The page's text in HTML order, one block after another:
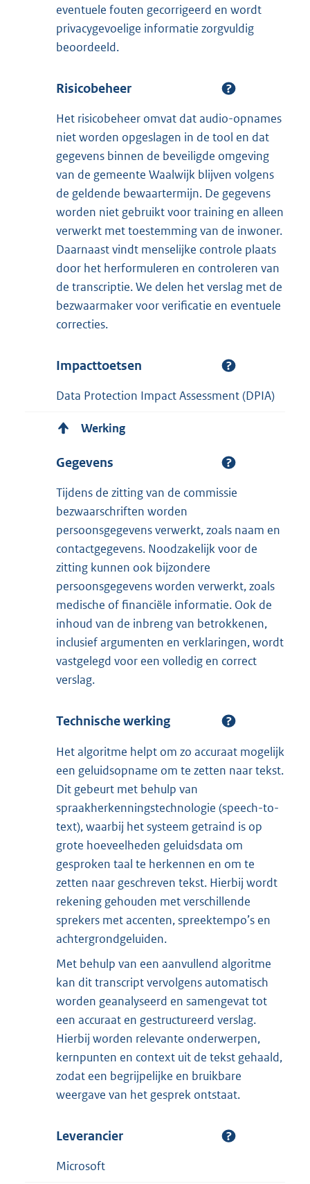
eventuele fouten gecorrigeerd en wordt
privacygevoelige informatie zorgvuldig
beoordeeld.
Risicobeheer
Het risicobeheer omvat dat audio-opnames
niet worden opgeslagen in de tool en dat
gegevens binnen de beveiligde omgeving
van de gemeente Waalwijk blijven volgens
de geldende bewaartermijn. De gegevens
worden niet gebruikt voor training en alleen
verwerkt met toestemming van de inwoner.
Daarnaast vindt menselijke controle plaats
door het herformuleren en controleren van
de transcriptie. We delen het verslag met de
bezwaarmaker voor verificatie en eventuele
correcties.
Impacttoetsen
Data Protection Impact Assessment (DPIA)
Werking
Gegevens
Tijdens de zitting van de commissie
bezwaarschriften worden
persoonsgegevens verwerkt, zoals naam en
contactgegevens. Noodzakelijk voor de
zitting kunnen ook bijzondere
persoonsgegevens worden verwerkt, zoals
medische of financiële informatie. Ook de
inhoud van de inbreng van betrokkenen,
inclusief argumenten en verklaringen, wordt
vastgelegd voor een volledig en correct
verslag.
Technische werking
Het algoritme helpt om zo accuraat mogelijk
een geluidsopname om te zetten naar tekst.
Dit gebeurt met behulp van
spraakherkenningstechnologie (speech-to-
text), waarbij het systeem getraind is op
grote hoeveelheden geluidsdata om
gesproken taal te herkennen en om te
zetten naar geschreven tekst. Hierbij wordt
rekening gehouden met verschillende
sprekers met accenten, spreektempo’s en
achtergrondgeluiden.
Met behulp van een aanvullend algoritme
kan dit transcript vervolgens automatisch
worden geanalyseerd en samengevat tot
een accuraat en gestructureerd verslag.
Hierbij worden relevante onderwerpen,
kernpunten en context uit de tekst gehaald,
zodat een begrijpelijke en bruikbare
weergave van het gesprek ontstaat.
Leverancier
Microsoft